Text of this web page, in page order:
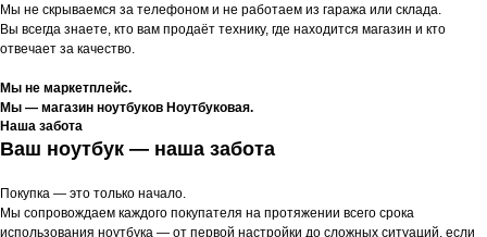
Мы не скрываемся за телефоном и не работаем из гаража или склада.
Вы всегда знаете, кто вам продаёт технику, где находится магазин и кто
отвечает за качество.
Мы не маркетплейс.
Мы — магазин ноутбуков Ноутбуковая.
Наша забота
Ваш ноутбук — наша забота
Покупка — это только начало.
Мы сопровождаем каждого покупателя на протяжении всего срока
использования ноутбука — от первой настройки до сложных ситуаций, если